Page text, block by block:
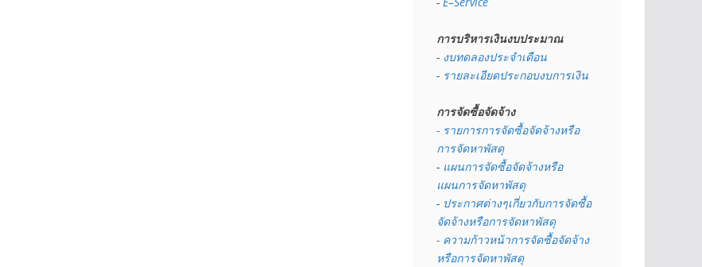
การบริหารเงินงบประมาณ
- งบทดลองประจำเดือน
- รายละเอียดประกอบงบการเงิน
การจัดซื้อจัดจ้าง
- รายการการจัดซื้อจัดจ้างหรือ
การจัดหาพัสดุ
- แผนการจัดซื้อจัดจ้างหรือ
แผนการจัดหาพัสดุ
- ประกาศต่างๆเกี่ยวกับการจัดซื้อ
จัดจ้างหรือการจัดหาพัสดุ
- ความก้าวหน้าการจัดซื้อจัดจ้าง
หรือการจัดหาพัสดุ